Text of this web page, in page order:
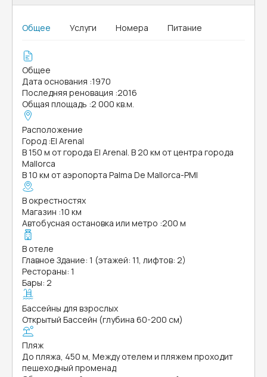
Общее Услуги Номера Питание
Общее
Дата основания :1970
Последняя реновация :2016
Общая площадь :2 000 кв.м.
Расположение
Город :El Arenal
В 150 м от города El Arenal. В 20 км от центра города
Mallorca
В 10 км от аэропорта Palma De Mallorca-PMI
В окрестностях
Магазин :10 км
Автобусная остановка или метро :200 м
В отеле
Главное Здание: 1 (этажей: 11, лифтов: 2)
Рестораны: 1
Бары: 2
Бассейны для взрослых
Открытый Бассейн (глубина 60-200 см)
Пляж
До пляжа, 450 м, Между отелем и пляжем проходит
пешеходный променад